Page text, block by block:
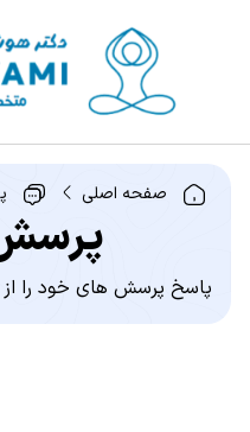
صفحه اصلی
پرسش
پاسخ پرسش های خود را از